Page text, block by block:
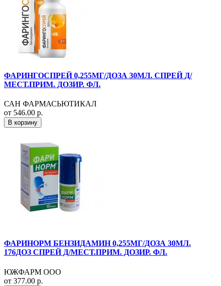
ФАРИНГОСПРЕЙ 0,255МГ/ДОЗА 30МЛ. СПРЕЙ Д/
МЕСТ.ПРИМ. ДОЗИР. ФЛ.
САН ФАРМАСЬЮТИКАЛ
от 546.00 р.
В корзину
ФАРИНОРМ БЕНЗИДАМИН 0,255МГ/ДОЗА 30МЛ.
176ДОЗ СПРЕЙ Д/МЕСТ.ПРИМ. ДОЗИР. ФЛ.
ЮЖФАРМ ООО
от 377.00 р.